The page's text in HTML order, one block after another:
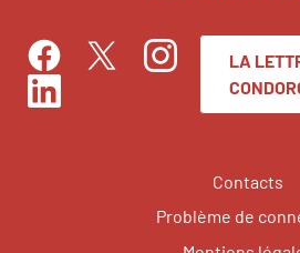
FacebookTwitterInstagram
LinkedIn
LA
Contacts
Problème de